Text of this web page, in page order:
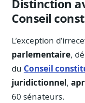
Distinction
Conseil
L’exception
parlementaire,
du Conseil
juridictionnel,
60 sénateurs.